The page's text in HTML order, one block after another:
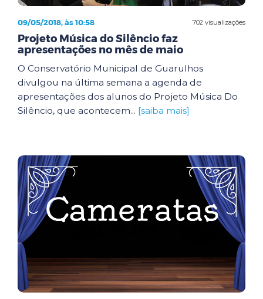
702 visualizações
09/05/2018, às 10:58
Projeto Música do Silêncio faz
apresentações no mês de maio
O Conservatório Municipal de Guarulhos
divulgou na última semana a agenda de
apresentações dos alunos do Projeto Música Do
Silêncio, que acontecem... [saiba mais]